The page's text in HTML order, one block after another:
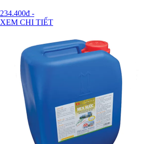
234.400đ -
XEM CHI TIẾT